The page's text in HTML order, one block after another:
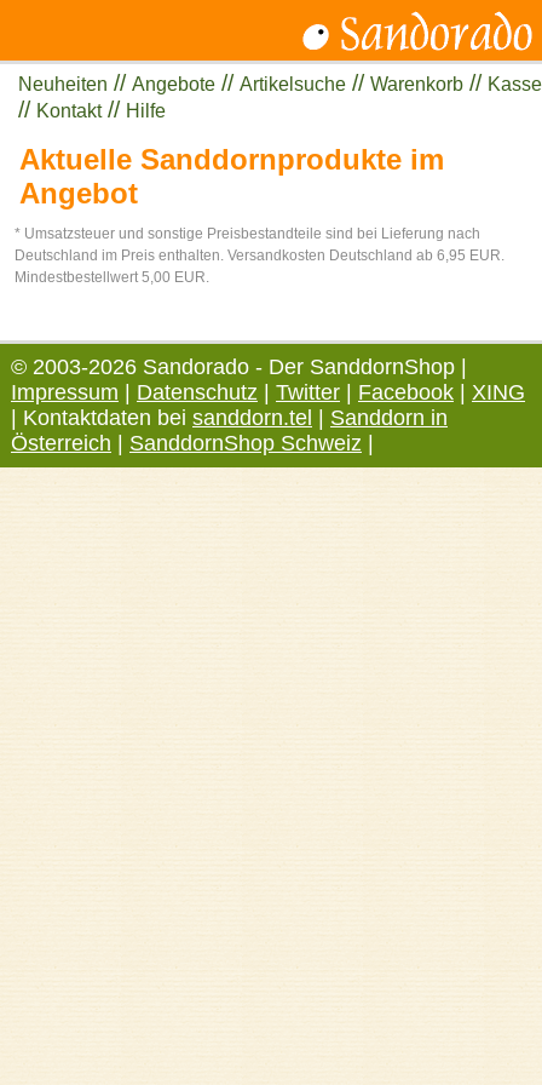
Neuheiten // Angebote // Artikelsuche // Warenkorb // Kasse
// Kontakt// Hilfe
Aktuelle Sanddornprodukte im
Angebot
* Umsatzsteuer und sonstige Preisbestandteile sind bei Lieferung nach
Deutschland im Preis enthalten. Versandkosten Deutschland ab 6,95 EUR.
Mindestbestellwert 5,00 EUR.
© 2003-2026 Sandorado - Der SanddornShop |
Impressum | Datenschutz | Twitter | Facebook | XING
| Kontaktdaten bei sanddorn.tel | Sanddorn in
Österreich | SanddornShop Schweiz |